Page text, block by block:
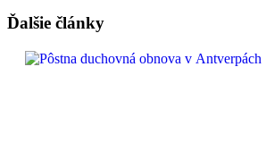
Ďalšie články